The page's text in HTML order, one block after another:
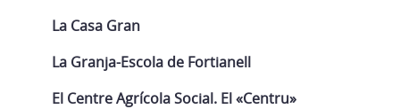
La Casa Gran
La Granja-Escola de Fortianell
El Centre Agrícola Social. El «Centru»